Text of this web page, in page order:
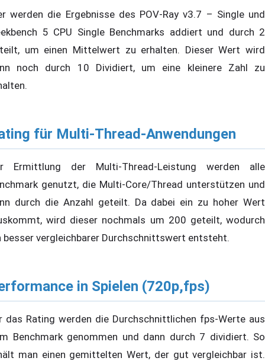
werden die Ergebnisse des POV-Ray v3.7 – Single und
5 CPU Single Benchmarks addiert und durch 2
um einen Mittelwert zu erhalten. Dieser Wert wird
noch durch 10 Dividiert, um eine kleinere Zahl zu
für Multi-Thread-Anwendungen
Ermittlung der Multi-Thread-Leistung werden alle
genutzt, die Multi-Core/Thread unterstützen und
durch die Anzahl geteilt. Da dabei ein zu hoher Wert
wird dieser nochmals um 200 geteilt, wodurch
besser vergleichbarer Durchschnittswert entsteht.
in Spielen (720p,fps)
das Rating werden die Durchschnittlichen fps-Werte aus
Benchmark genommen und dann durch 7 dividiert. So
man einen gemittelten Wert, der gut vergleichbar ist.